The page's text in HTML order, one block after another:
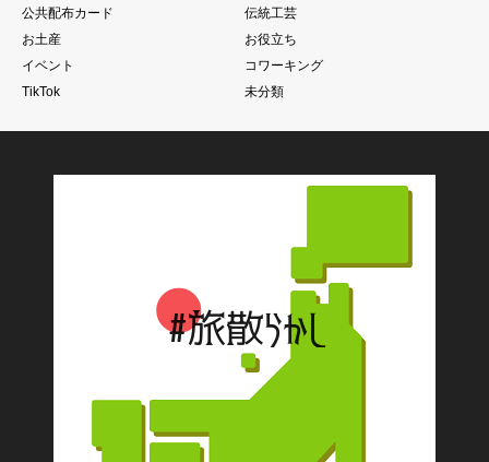
公共配布カード
伝統工芸
お土産
お役立ち
イベント
コワーキング
TikTok
未分類